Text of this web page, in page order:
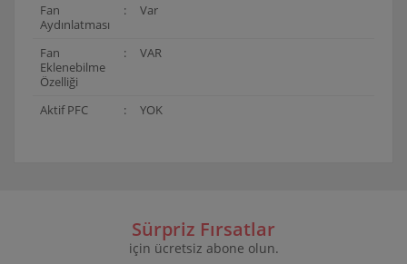
Fan
Aydınlatması
: Var
Fan
Eklenebilme
Özelliği
: VAR
Aktif PFC : YOK
Yorum Yaz
Ürün resmi kalitesiz, bozuk veya görüntülenemiyor.
Sürpriz Fırsatlar
için ücretsiz abone olun.